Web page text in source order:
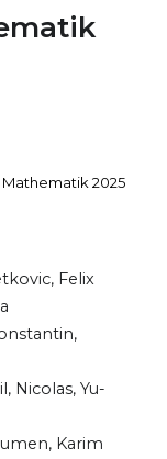
2025
Felix
Nicolas, Yu-
Karim